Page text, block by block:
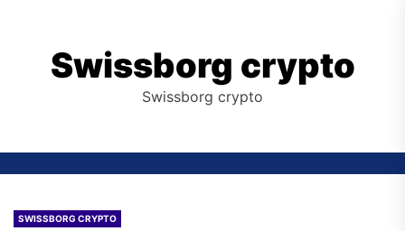
Swissborg crypto
Swissborg crypto
SWISSBORG CRYPTO